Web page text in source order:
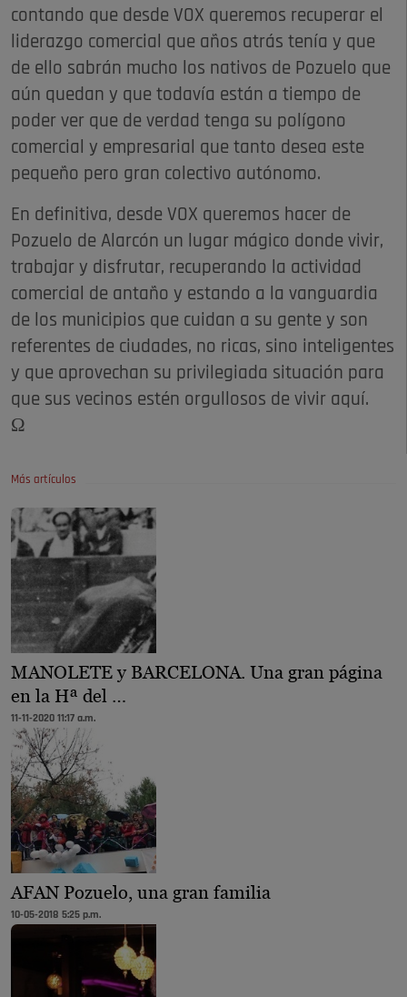
contando que desde VOX queremos recuperar el
liderazgo comercial que años atrás tenía y que
de ello sabrán mucho los nativos de Pozuelo que
aún quedan y que todavía están a tiempo de
poder ver que de verdad tenga su polígono
comercial y empresarial que tanto desea este
pequeño pero gran colectivo autónomo.
En definitiva, desde VOX queremos hacer de
Pozuelo de Alarcón un lugar mágico donde vivir,
trabajar y disfrutar, recuperando la actividad
comercial de antaño y estando a la vanguardia
de los municipios que cuidan a su gente y son
referentes de ciudades, no ricas, sino inteligentes
y que aprovechan su privilegiada situación para
que sus vecinos estén orgullosos de vivir aquí.
Ω
Más artículos
MANOLETE y BARCELONA. Una gran página
en la Hª del …
11-11-2020 11:17 a.m.
AFAN Pozuelo, una gran familia
10-05-2018 5:25 p.m.